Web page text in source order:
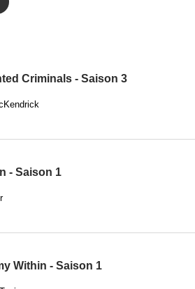
Criminals - Saison 3
- Saison 1
Within - Saison 1